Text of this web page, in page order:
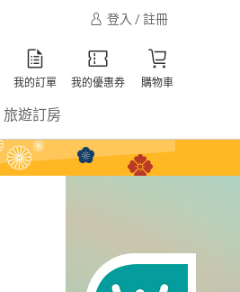
登入 / 註冊
我的訂單 我的優惠券 購物車
旅遊訂房